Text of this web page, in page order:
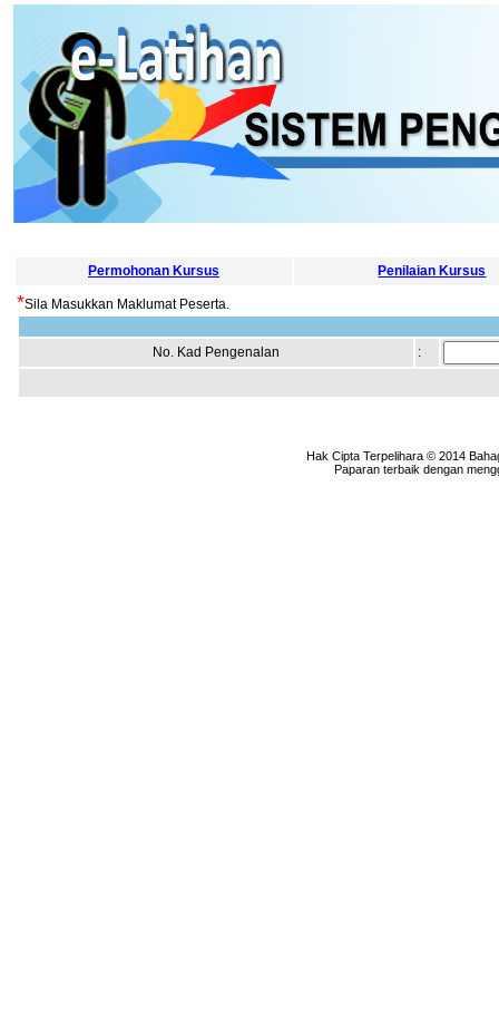
Permohonan Kursus Penilaian Kursus
*Sila Masukkan Maklumat Peserta.
No. Kad Pengenalan :
Hak Cipta Terpelihara © 2014
Paparan terbaik dengan